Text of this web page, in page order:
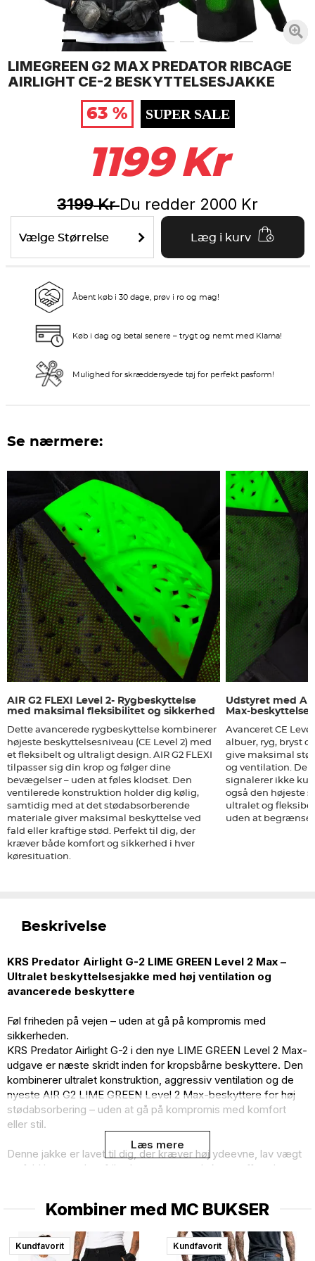
LIMEGREEN G2 MAX PREDATOR RIBCAGE
AIRLIGHT CE-2 BESKYTTELSESJAKKE
63 %
SUPER SALE
1199 Kr
3199KrDu redder 2000 Kr
Vælge Størrelse Læg i kurv
Åbent køb i 30 dage, prøv i ro og mag!
Køb i dag og betal senere – trygt og nemt med Klarna!
Mulighed for skræddersyede tøj for perfekt pasform!
Se nærmere:
AIR G2 FLEXI Level 2- Rygbeskyttelse
med maksimal fleksibilitet og sikkerhed
Dette avancerede rygbeskyttelse kombinerer
højeste beskyttelsesniveau (CE Level 2) med
et fleksibelt og ultraligt design. AIR G2 FLEXI
tilpasser sig din krop og følger dine
bevægelser – uden at føles klodset. Den
ventilerede konstruktion holder dig kølig,
samtidig med at det stødabsorberende
materiale giver maksimal beskyttelse ved
fald eller kraftige stød. Perfekt til dig, der
kræver både komfort og sikkerhed i hver
køresituation.
Udstyret med
Max-beskyttelse
Avanceret CE
albuer, ryg, bryst
give maksimal
og ventilation.
signalerer ikke
også den højeste
ultralet og
uden at begrænse
Beskrivelse
KRS Predator Airlight G-2 LIME GREEN Level 2 Max –
Ultralet beskyttelsesjakke med høj ventilation og
avancerede beskyttere
Føl friheden på vejen – uden at gå på kompromis med
sikkerheden.
KRS Predator Airlight G-2 i den nye LIME GREEN Level 2 Max-
udgave er næste skridt inden for kropsbårne beskyttere. Den
kombinerer ultralet konstruktion, aggressiv ventilation og de
nyeste AIR G2 LIME GREEN Level 2 Max-beskyttere for høj
stødabsorbering – uden at gå på kompromis med komfort
eller stil.
Denne jakke er lavet til dig, der kræver høj ydeevne, lav vægt
og fuld bevægelsesfrihed – uanset om du kører offroad,
KRS Predator Airlight G-2 kombinerer lav vægt, ventilation og
der vil køre med frihed og tryghed. Jakken er designet til at
blive båret diskret under trøje, jakke eller skjorte. Balancen
Læs mere
Kombiner med MC BUKSER
Kundfavorit Kundfavorit